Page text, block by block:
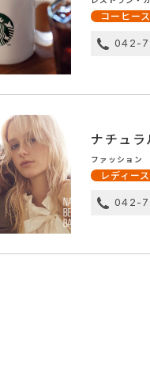
コーヒー
042-
ナチュラ
ファッション
レディース
042-